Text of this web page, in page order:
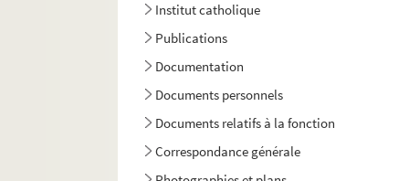
Institut catholique
Publications
Documentation
Documents personnels
Documents relatifs à la fonction
Correspondance générale